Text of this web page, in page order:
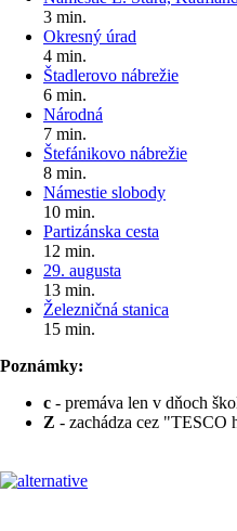
3 min.
Okresný úrad
4 min.
Štadlerovo nábrežie
6 min.
Národná
7 min.
Štefánikovo nábrežie
8 min.
Námestie slobody
10 min.
Partizánska cesta
12 min.
29. augusta
13 min.
Železničná stanica
15 min.
Poznámky:
c - premáva len v dňoch
Z - zachádza cez "TESCO